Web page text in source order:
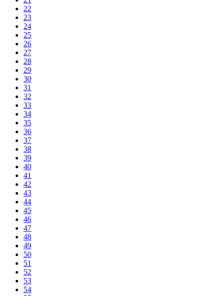
22
23
24
25
26
27
28
29
30
31
32
33
34
35
36
37
38
39
40
41
42
43
44
45
46
47
48
49
50
51
52
53
54